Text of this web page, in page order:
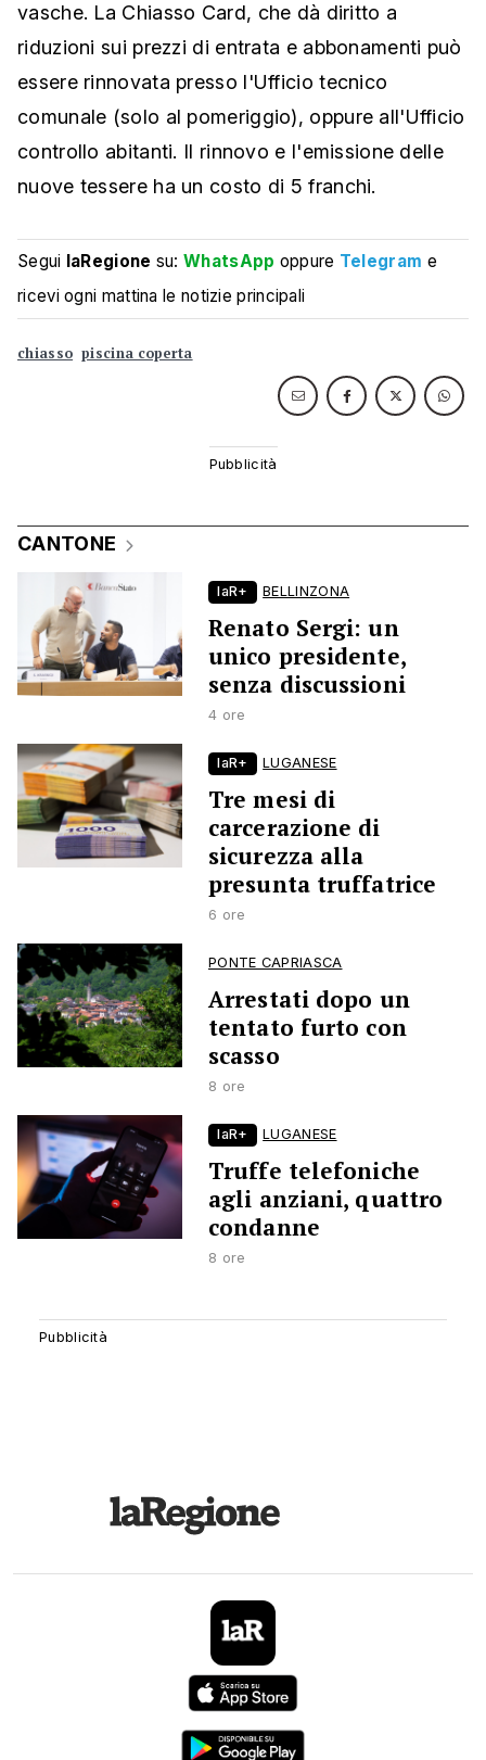
vasche. La Chiasso Card, che dà diritto a
riduzioni sui prezzi di entrata e abbonamenti può
essere rinnovata presso l'Ufficio tecnico
comunale (solo al pomeriggio), oppure all'Ufficio
controllo abitanti. Il rinnovo e l'emissione delle
nuove tessere ha un costo di 5 franchi.
Segui laRegione su:WhatsApp oppure Telegram e
ricevi ogni mattina le notizie principali
chiasso piscina coperta
CANTONE
laR+ BELLINZONA
Renato Sergi: un
unico presidente,
senza discussioni
4 ore
laR+ LUGANESE
Tre mesi di
carcerazione di
sicurezza alla
presunta truffatrice
6 ore
PONTE CAPRIASCA
Arrestati dopo un
tentato furto con
scasso
8 ore
laR+ LUGANESE
Truffe telefoniche
agli anziani, quattro
condanne
8 ore